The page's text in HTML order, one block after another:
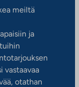
meiltä
ja
vastaavaa
otathan